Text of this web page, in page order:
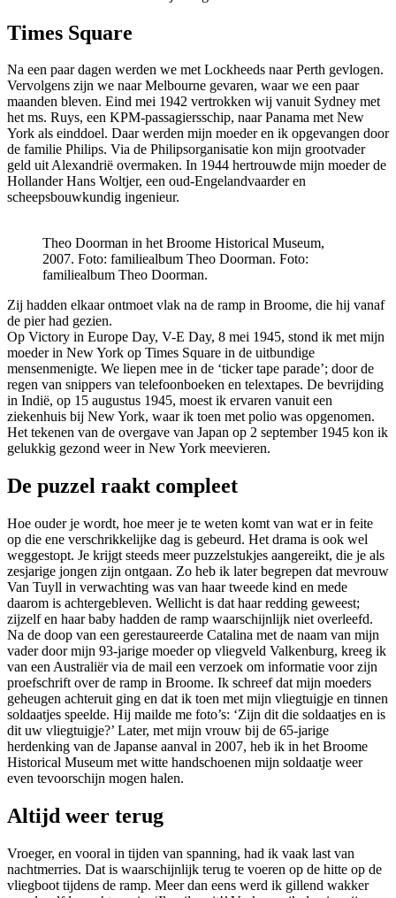
Times Square
Na een paar dagen werden we met Lockheeds naar Perth gevlogen.
Vervolgens zijn we naar Melbourne gevaren, waar we een paar
maanden bleven. Eind mei 1942 vertrokken wij vanuit Sydney met
het ms. Ruys, een KPM-passagiersschip, naar Panama met New
York als einddoel. Daar werden mijn moeder en ik opgevangen door
de familie Philips. Via de Philipsorganisatie kon mijn grootvader
geld uit Alexandrië overmaken. In 1944 hertrouwde mijn moeder de
Hollander Hans Woltjer, een oud-Engelandvaarder en
scheepsbouwkundig ingenieur.
Theo Doorman in het Broome Historical Museum,
2007. Foto: familiealbum Theo Doorman. Foto:
familiealbum Theo Doorman.
Zij hadden elkaar ontmoet vlak na de ramp in Broome, die hij vanaf
de pier had gezien.
Op Victory in Europe Day, V-E Day, 8 mei 1945, stond ik met mijn
moeder in New York op Times Square in de uitbundige
mensenmenigte. We liepen mee in de ‘ticker tape parade’; door de
regen van snippers van telefoonboeken en telextapes. De bevrijding
in Indië, op 15 augustus 1945, moest ik ervaren vanuit een
ziekenhuis bij New York, waar ik toen met polio was opgenomen.
Het tekenen van de overgave van Japan op 2 september 1945 kon ik
gelukkig gezond weer in New York meevieren.
De puzzel raakt compleet
Hoe ouder je wordt, hoe meer je te weten komt van wat er in feite
op die ene verschrikkelijke dag is gebeurd. Het drama is ook wel
weggestopt. Je krijgt steeds meer puzzelstukjes aangereikt, die je als
zesjarige jongen zijn ontgaan. Zo heb ik later begrepen dat mevrouw
Van Tuyll in verwachting was van haar tweede kind en mede
daarom is achtergebleven. Wellicht is dat haar redding geweest;
zijzelf en haar baby hadden de ramp waarschijnlijk niet overleefd.
Na de doop van een gerestaureerde Catalina met de naam van mijn
vader door mijn 93-jarige moeder op vliegveld Valkenburg, kreeg ik
van een Australiër via de mail een verzoek om informatie voor zijn
proefschrift over de ramp in Broome. Ik schreef dat mijn moeders
geheugen achteruit ging en dat ik toen met mijn vliegtuigje en tinnen
soldaatjes speelde. Hij mailde me foto’s: ‘Zijn dit die soldaatjes en is
dit uw vliegtuigje?’ Later, met mijn vrouw bij de 65-jarige
herdenking van de Japanse aanval in 2007, heb ik in het Broome
Historical Museum met witte handschoenen mijn soldaatje weer
even tevoorschijn mogen halen.
Altijd weer terug
Vroeger, en vooral in tijden van spanning, had ik vaak last van
nachtmerries. Dat is waarschijnlijk terug te voeren op de hitte op de
vliegboot tijdens de ramp. Meer dan eens werd ik gillend wakker